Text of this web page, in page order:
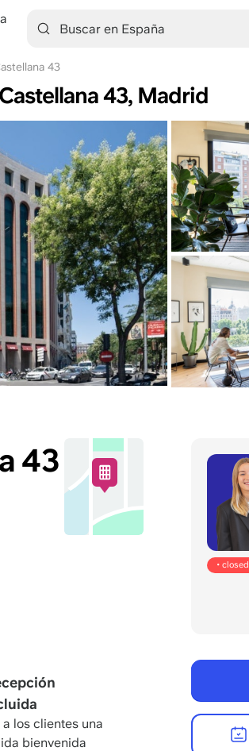
43
43, Madrid
43
a los clientes una
bienvenida
• closed